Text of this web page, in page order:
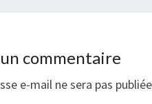
commentaire
e-mail ne sera pas